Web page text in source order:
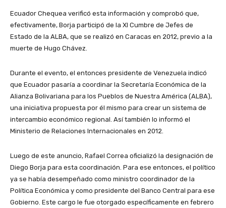
Ecuador Chequea verificó esta información y comprobó que,
efectivamente, Borja participó de la XI Cumbre de Jefes de
Estado de la ALBA, que se realizó en Caracas en 2012, previo a la
muerte de Hugo Chávez.
Durante el evento, el entonces presidente de Venezuela indicó
que Ecuador pasaría a coordinar la Secretaría Económica de la
Alianza Bolivariana para los Pueblos de Nuestra América (ALBA),
una iniciativa propuesta por él mismo para crear un sistema de
intercambio económico regional. Así también lo informó el
Ministerio de Relaciones Internacionales en 2012.
Luego de este anuncio, Rafael Correa oficializó la designación de
Diego Borja para esta coordinación. Para ese entonces, el político
ya se había desempeñado como ministro coordinador de la
Política Económica y como presidente del Banco Central para ese
Gobierno. Este cargo le fue otorgado específicamente en febrero